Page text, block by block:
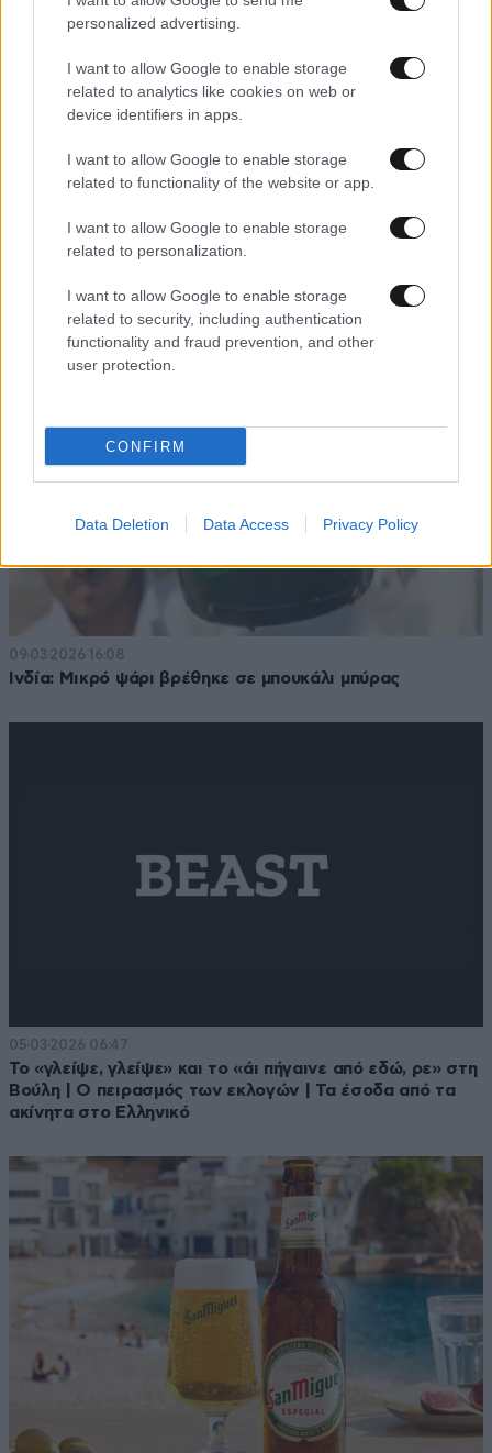
personalized advertising.
I want to allow Google to enable storage
related to analytics like cookies on web or
device identifiers in apps.
I want to allow Google to enable storage
related to functionality of the website or app.
I want to allow Google to enable storage
related to personalization.
I want to allow Google to enable storage
related to security, including authentication
functionality and fraud prevention, and other
user protection.
CONFIRM
Data Deletion Data Access Privacy Policy
18·03·2026 16:27
Ολυμπιακή Ζυθοποιία: Έμφαση σε HORECA, premium
επενδυτικό πλάνο των 30 εκατ. ευρώ
09·03·2026 16:08
Ινδία: Μικρό ψάρι βρέθηκε σε μπουκάλι μπύρας
05·03·2026 06:47
Το «γλείψε, γλείψε» και το «άι πήγαινε από εδώ, ρε» στη
Βούλη | Ο πειρασμός των εκλογών | Τα έσοδα από τα
ακίνητα στο Ελληνικό